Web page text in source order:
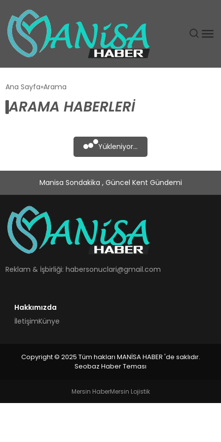
EĞITIM
MAGAZIN
SIYASET
SPOR
TEKNOLOJI
Ana Sayfa Arama
ARAMA HABERLERI
Yükleniyor...
Manisa Sondakika , Güncel Kent Gündemi
Reklam & İşbirliği:habersonuclari@gmail.com
Hakkımızda
İletişimKünye
Copyright © 2025 Tüm hakları MANİSA HABER 'de saklıdır.
Seobaz Haber Teması
Mersin HaberMersin Lojistik